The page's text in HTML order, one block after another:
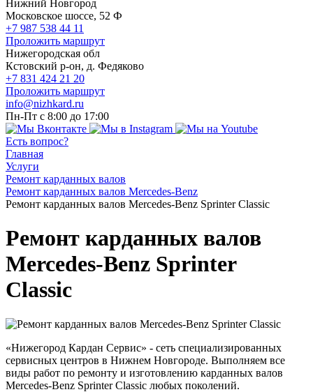
Нижний Новгород
Московское шоссе, 52 Ф
+7 987 538 44 11
Проложить маршрут
Нижегородская обл
Кстовский р-он, д. Федяково
+7 831 424 21 20
Проложить маршрут
info@nizhkard.ru
Пн-Пт с 8:00 до 17:00
Есть вопрос?
Главная
Услуги
Ремонт карданных валов
Ремонт карданных валов Mercedes-Benz
Ремонт карданных валов Mercedes-Benz Sprinter Classic
Ремонт карданных валов
Mercedes-Benz Sprinter
Classic
«Нижегород Кардан Сервис» - сеть специализированных
сервисных центров в Нижнем Новгороде. Выполняем все
виды работ по ремонту и изготовлению карданных валов
Mercedes-Benz Sprinter Classic любых поколений.